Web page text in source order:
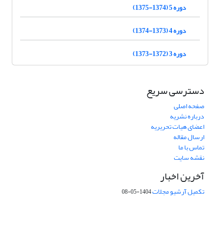
دوره 5 (1374-1375)
دوره 4 (1373-1374)
دوره 3 (1372-1373)
دسترسی سریع
صفحه اصلی
درباره نشریه
اعضای هیات تحریریه
ارسال مقاله
تماس با ما
نقشه سایت
آخرین اخبار
تکمیل آرشیو مجلات1404-05-08